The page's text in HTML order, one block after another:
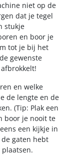
niet op de
dat je tegel
stukje
en boor je
tot je bij het
gewenste
en welke
de lengte en de
(Tip: Plak een
boor je nooit te
een kijkje in
gaten hebt